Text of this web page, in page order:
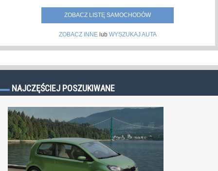
ZOBACZ LISTĘ SAMOCHODÓW
ZOBACZ INNElub WYSZUKAJ AUTA
NAJCZĘŚCIEJ POSZUKIWANE